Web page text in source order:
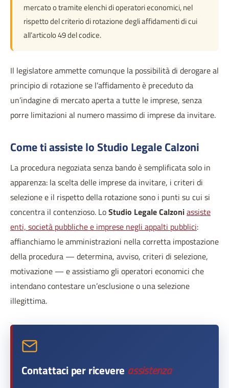
mercato o tramite elenchi di operatori economici, nel
rispetto del criterio di rotazione degli affidamenti di cui
all’articolo 49 del codice.
Il legislatore ammette comunque la possibilità di derogare al
principio di rotazione se l’affidamento è preceduto da
un’indagine di mercato aperta a tutte le imprese, senza
porre limitazioni al numero massimo di imprese da invitare.
Come ti assiste lo Studio Legale Calzoni
La procedura negoziata senza bando è semplificata solo in
apparenza: la scelta delle imprese da invitare, i criteri di
selezione e il rispetto della rotazione sono i punti su cui si
concentra il contenzioso. LoStudio Legale Calzoniassiste
enti, società pubbliche e imprese negli appalti pubblici:
affianchiamo le amministrazioni nella corretta impostazione
della procedura — determina, avviso, criteri di selezione,
motivazione — e assistiamo gli operatori economici che
intendano contestare un’esclusione o una selezione
illegittima.
Contattaci per ricevere assistenza